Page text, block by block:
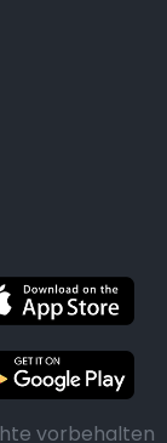
vorbehalten